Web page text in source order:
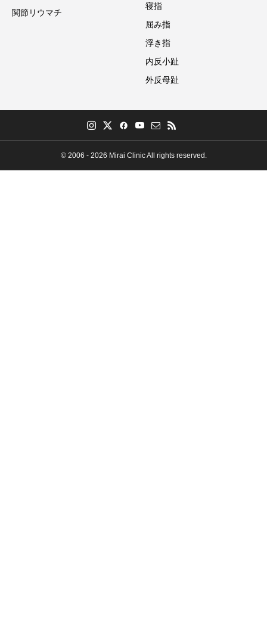
関節リウマチ
寝指
屈み指
浮き指
内反小趾
外反母趾
© 2006 - 2026 Mirai Clinic All rights reserved.